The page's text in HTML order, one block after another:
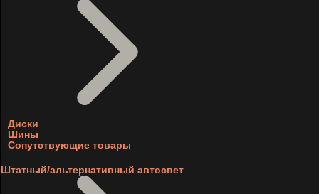
Диски
Шины
Сопутствующие товары
Штатный/альтернативный автосвет